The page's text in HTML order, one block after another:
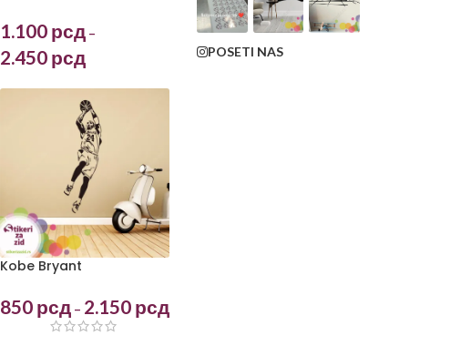
1.100 рсд –
2.450 рсд
Kobe Bryant
850 рсд – 2.150 рсд
POSETI NAS